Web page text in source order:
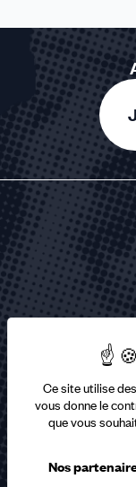
Ce site utilise
vous donne le
que vous
Nos